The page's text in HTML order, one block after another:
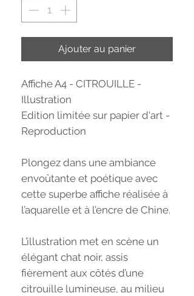
Ajouter au panier
Affiche A4 - CITROUILLE -
Illustration
Edition limitée sur papier d'art -
Reproduction
Plongez dans une ambiance
envoûtante et poétique avec
cette superbe affiche réalisée à
l’aquarelle et à l’encre de Chine.
L’illustration met en scène un
élégant chat noir, assis
fièrement aux côtés d’une
citrouille lumineuse, au milieu